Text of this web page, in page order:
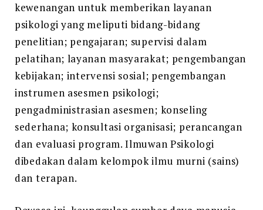
kewenangan untuk memberikan layanan
psikologi yang meliputi bidang-bidang
penelitian; pengajaran; supervisi dalam
pelatihan; layanan masyarakat; pengembangan
kebijakan; intervensi sosial; pengembangan
instrumen asesmen psikologi;
pengadministrasian asesmen; konseling
sederhana; konsultasi organisasi; perancangan
dan evaluasi program. Ilmuwan Psikologi
dibedakan dalam kelompok ilmu murni (sains)
dan terapan.